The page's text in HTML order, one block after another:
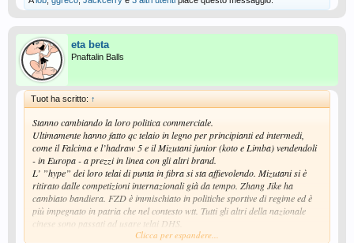
eta beta
Pnaftalin Balls
Tuot ha scritto: ↑
Stanno cambiando la loro politica commerciale.
Ultimamente hanno fatto qc telaio in legno per principianti ed intermedi,
come il Falcima e l’hadraw 5 e il Mizutani junior (koto e Limba) vendendoli
- in Europa - a prezzi in linea con gli altri brand.
L’ ”hype” dei loro telai di punta in fibra si sta affievolendo. Mizutani si è
ritirato dalle competizioni internazionali già da tempo. Zhang Jike ha
cambiato bandiera. FZD è immischiato in politiche sportive di regime ed è
più impegnato in patria che nel contesto wtt. Tutti gli altri della nazionale
cinese sono passati ad usare telai DHS.
Gli è rimasto solo il mercato europeo trainato commercialmente dal
Clicca per espandere...